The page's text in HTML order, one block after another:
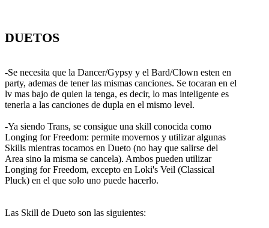
DUETOS
-Se necesita que la Dancer/Gypsy y el Bard/Clown esten en
party, ademas de tener las mismas canciones. Se tocaran en el
lv mas bajo de quien la tenga, es decir, lo mas inteligente es
tenerla a las canciones de dupla en el mismo level.
-Ya siendo Trans, se consigue una skill conocida como
Longing for Freedom: permite movernos y utilizar algunas
Skills mientras tocamos en Dueto (no hay que salirse del
Area sino la misma se cancela). Ambos pueden utilizar
Longing for Freedom, excepto en Loki's Veil (Classical
Pluck) en el que solo uno puede hacerlo.
Las Skill de Dueto son las siguientes: